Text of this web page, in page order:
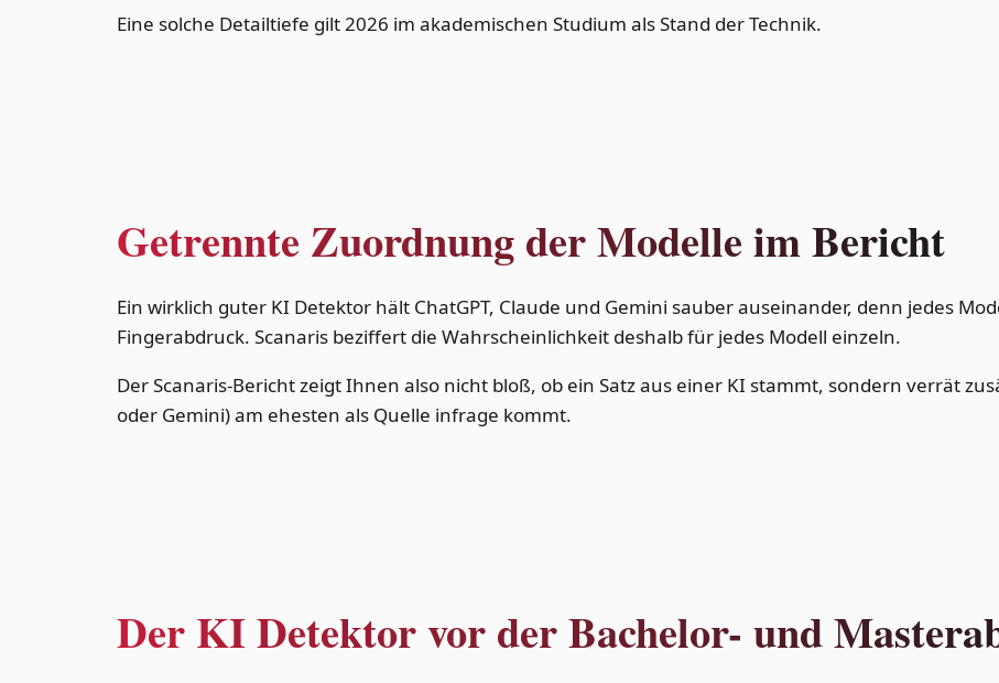
Eine solche Detailtiefe gilt 2026 im akademischen Studium als Stand der Technik.
Getrennte Zuordnung der Modelle im Bericht
Ein wirklich guter KI Detektor hält ChatGPT, Claude und Gemini sauber auseinander, denn jedes
Fingerabdruck. Scanaris beziffert die Wahrscheinlichkeit deshalb für jedes Modell einzeln.
Der Scanaris-Bericht zeigt Ihnen also nicht bloß, ob ein Satz aus einer KI stammt, sondern verrät
oder Gemini) am ehesten als Quelle infrage kommt.
Der KI Detektor vor der Bachelor- und